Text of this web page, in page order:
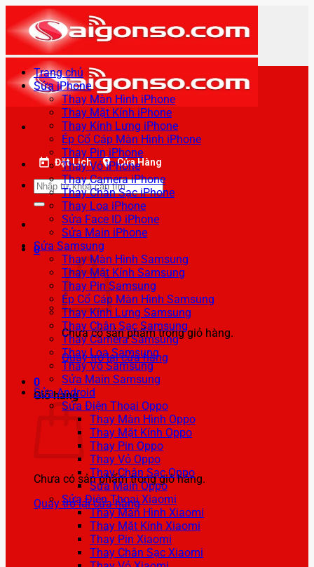
qua
nội
dung
Đặt Lịch Cửa Hàng
Tìm
kiếm:
0
Chưa có sản phẩm trong giỏ hàng.
Quay trở lại cửa hàng
0
Giỏ hàng
Chưa có sản phẩm trong giỏ hàng.
Quay trở lại cửa hàng
Trang chủ
Sửa iPhone
Thay Màn Hình iPhone
Thay Mặt Kính iPhone
Thay Kính Lưng iPhone
Ép Cổ Cáp Màn Hình iPhone
Thay Pin iPhone
Thay Vỏ iPhone
Thay Camera iPhone
Thay Chân Sạc iPhone
Thay Loa iPhone
Sửa Face ID iPhone
Sửa Main iPhone
Sửa Samsung
Thay Màn Hình Samsung
Thay Mặt Kính Samsung
Thay Pin Samsung
Ép Cổ Cáp Màn Hình Samsung
Thay Kính Lưng Samsung
Thay Chân Sạc Samsung
Thay Camera Samsung
Thay Loa Samsung
Thay Vỏ Samsung
Sửa Main Samsung
Sửa Android
Sửa Điện Thoại Oppo
Thay Màn Hình Oppo
Thay Mặt Kính Oppo
Thay Pin Oppo
Thay Vỏ Oppo
Thay Chân Sạc Oppo
Sửa Main Oppo
Sửa Điện Thoại Xiaomi
Thay Màn Hình Xiaomi
Thay Mặt Kính Xiaomi
Thay Pin Xiaomi
Thay Chân Sạc Xiaomi